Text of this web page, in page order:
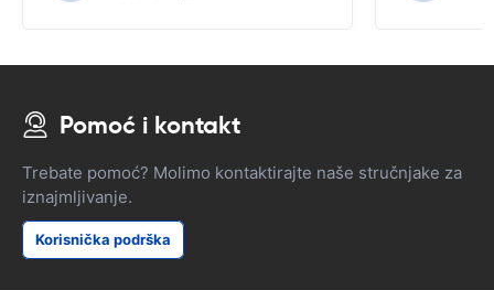
Pomoć i kontakt
Trebate pomoć? Molimo kontaktirajte naše stručnjake za
iznajmljivanje.
Korisnička podrška